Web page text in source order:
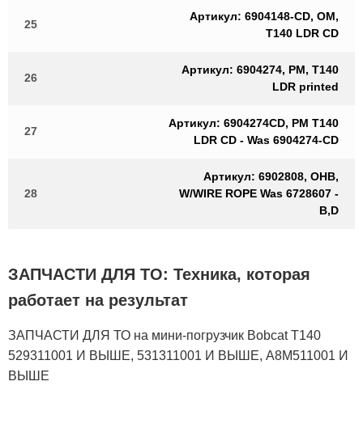
25
Артикул: 6904148-CD, OM,
T140 LDR CD
26
Артикул: 6904274, PM, T140
LDR printed
27
Артикул: 6904274CD, PM T140
LDR CD - Was 6904274-CD
28
Артикул: 6902808, OHB,
W/WIRE ROPE Was 6728607 -
B,D
ЗАПЧАСТИ ДЛЯ ТО: Техника, которая
работает на результат
ЗАПЧАСТИ ДЛЯ ТО на мини-погрузчик Bobcat T140
529311001 И ВЫШЕ, 531311001 И ВЫШЕ, A8M511001 И
ВЫШЕ